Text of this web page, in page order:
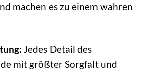
machen es zu einem wahren
Jedes Detail des
mit größter Sorgfalt und